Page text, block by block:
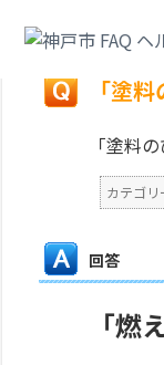
戻る
「塗
「塗料
カテゴリ
回答
「燃